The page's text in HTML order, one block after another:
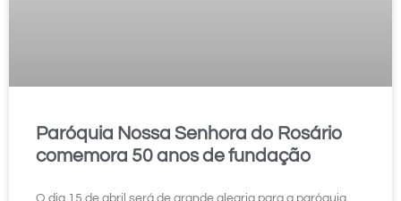
Paróquia Nossa Senhora do Rosário
comemora 50 anos de fundação